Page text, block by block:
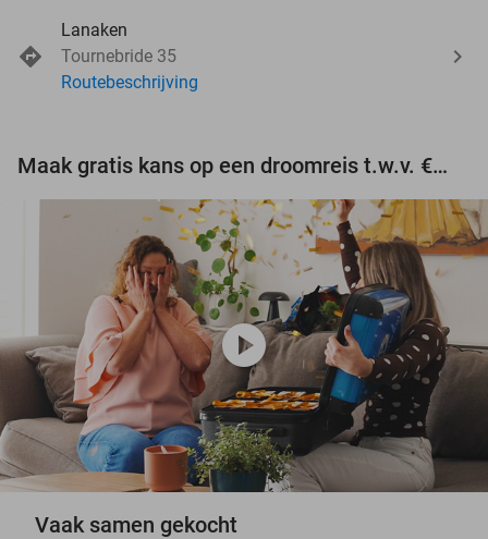
Lanaken
Tournebride 35
Routebeschrijving
Maak gratis kans op een droomreis t.w.v. €3.000!
play_circle
Vaak samen gekocht